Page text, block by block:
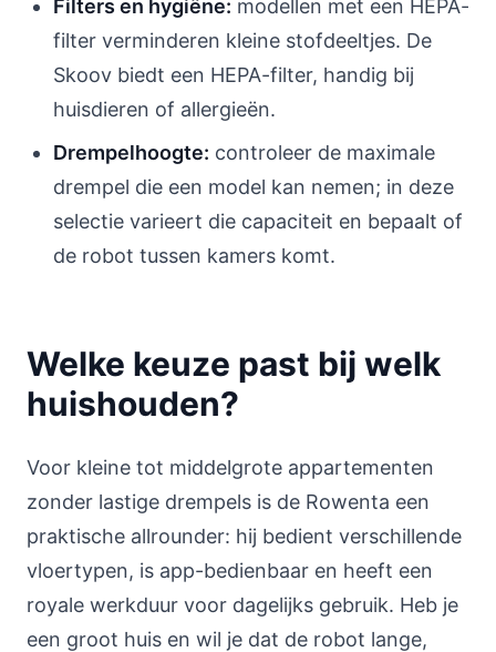
Filters en hygiëne: modellen met een HEPA-
filter verminderen kleine stofdeeltjes. De
Skoov biedt een HEPA-filter, handig bij
huisdieren of allergieën.
Drempelhoogte: controleer de maximale
drempel die een model kan nemen; in deze
selectie varieert die capaciteit en bepaalt of
de robot tussen kamers komt.
Welke keuze past bij welk
huishouden?
Voor kleine tot middelgrote appartementen
zonder lastige drempels is de Rowenta een
praktische allrounder: hij bedient verschillende
vloertypen, is app-bedienbaar en heeft een
royale werkduur voor dagelijks gebruik. Heb je
een groot huis en wil je dat de robot lange,